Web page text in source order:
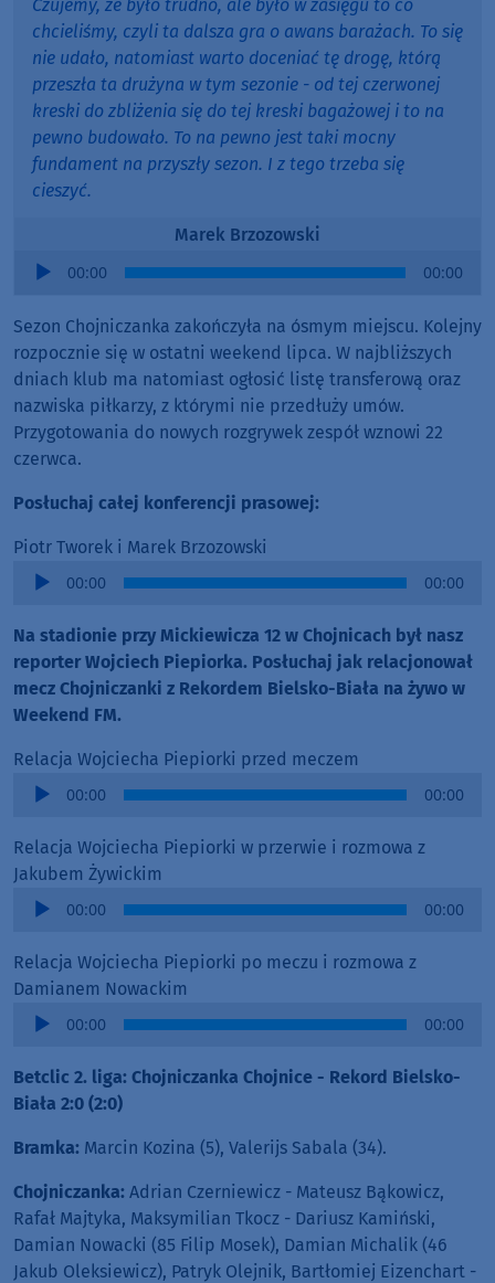
Czujemy, że było trudno, ale było w zasięgu to co
chcieliśmy, czyli ta dalsza gra o awans barażach. To się
nie udało, natomiast warto doceniać tę drogę, którą
przeszła ta drużyna w tym sezonie - od tej czerwonej
kreski do zbliżenia się do tej kreski bagażowej i to na
pewno budowało. To na pewno jest taki mocny
fundament na przyszły sezon. I z tego trzeba się
cieszyć.
Marek Brzozowski
Audio
00:00 00:00
Sezon Chojniczanka zakończyła na ósmym miejscu. Kolejny
rozpocznie się w ostatni weekend lipca. W najbliższych
dniach klub ma natomiast ogłosić listę transferową oraz
nazwiska piłkarzy, z którymi nie przedłuży umów.
Przygotowania do nowych rozgrywek zespół wznowi 22
czerwca.
Posłuchaj całej konferencji prasowej:
Piotr Tworek i Marek Brzozowski
Audio
00:00 00:00
Na stadionie przy Mickiewicza 12 w Chojnicach był nasz
reporter Wojciech Piepiorka. Posłuchaj jak relacjonował
mecz Chojniczanki z Rekordem Bielsko-Biała na żywo w
Weekend FM.
Relacja Wojciecha Piepiorki przed meczem
Audio
00:00 00:00
Relacja Wojciecha Piepiorki w przerwie i rozmowa z
Jakubem Żywickim
Audio
00:00 00:00
Relacja Wojciecha Piepiorki po meczu i rozmowa z
Damianem Nowackim
Audio
00:00 00:00
Betclic 2. liga: Chojniczanka Chojnice - Rekord Bielsko-
Biała 2:0 (2:0)
Bramka: Marcin Kozina (5), Valerijs Sabala (34).
Chojniczanka: Adrian Czerniewicz - Mateusz Bąkowicz,
Rafał Majtyka, Maksymilian Tkocz - Dariusz Kamiński,
Damian Nowacki (85 Filip Mosek), Damian Michalik (46
Jakub Oleksiewicz), Patryk Olejnik, Bartłomiej Eizenchart -